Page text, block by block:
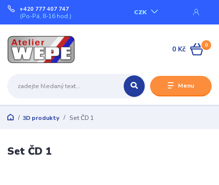
Menu
CZK
+420 777 407 747
(Po-Pá, 8-16 hod.)
0
0 Kč
3D produkty Set ČD 1
Set ČD 1